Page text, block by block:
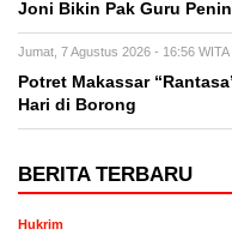
Joni Bikin Pak Guru
Jumat, 7 Agustus 2026 - 16:56 WITA
Potret Makassar
Hari di Borong
BERITA TERBARU
Hukrim